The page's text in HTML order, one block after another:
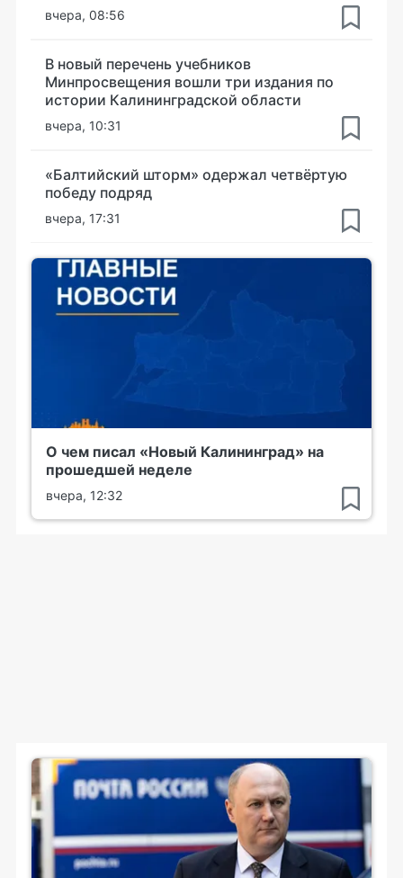
вчера, 08:56
В новый перечень учебников
Минпросвещения вошли три издания по
истории Калининградской области
вчера, 10:31
«Балтийский шторм» одержал четвёртую
победу подряд
вчера, 17:31
О чем писал «Новый Калининград» на
прошедшей неделе
вчера, 12:32